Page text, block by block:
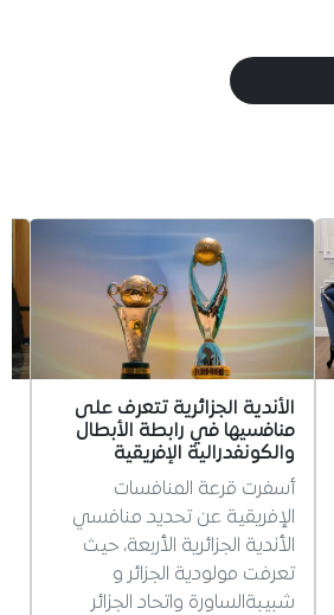
الأندية الجزائرية تتعرف على
منافسيها في رابطة الأبطال
والكونفدرالية الإفريقية
أسفرت قرعة المنافسات
الإفريقية عن تحديد منافسي
الأندية الجزائرية الأربعة، حيث
تعرفت مولودية الجزائر و
شبيبةالساورة واتحاد الجزائر